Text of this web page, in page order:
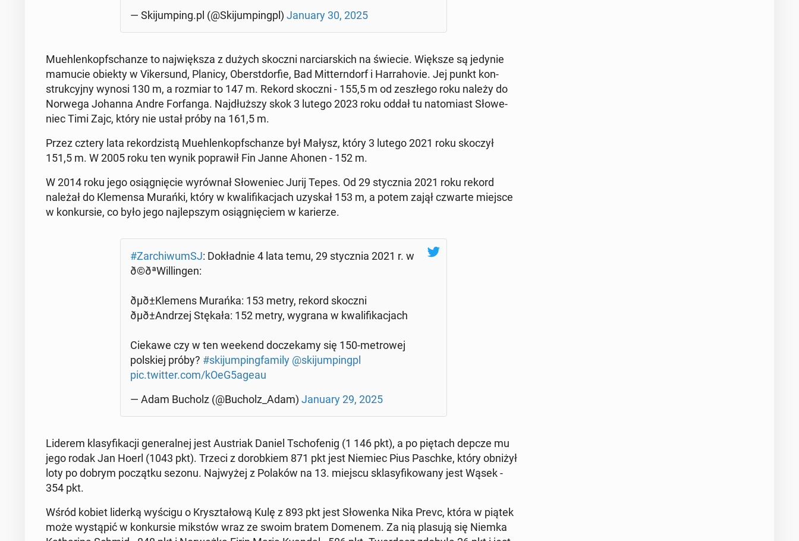
— Ski­jum­ping.pl (@Ski­jum­pingpl) January 30, 2025
Mu­eh­len­kop­fschan­ze to naj­więk­sza z dużych skoczni nar­ciar­skich na świecie. Większe są jedynie
mamucie obiekty w Vi­ker­sund, Planicy, Obe­rst­dor­fie, Bad Mit­tern­dorf i Har­ra­ho­vie. Jej punkt kon­
struk­cyj­ny wynosi 130 m, a rozmiar to 147 m. Rekord skoczni - 155,5 m od ze­szłe­go roku należy do
Norwega Johanna Andre For­fan­ga. Naj­dłuż­szy skok 3 lutego 2023 roku oddał tu na­to­miast Sło­we­
niec Timi Zajc, który nie ustał próby na 161,5 m.
Przez cztery lata re­kor­dzi­stą Mu­eh­len­kop­fschan­ze był Małysz, który 3 lutego 2021 roku skoczył
151,5 m. W 2005 roku ten wynik po­pra­wił Fin Janne Ahonen - 152 m.
W 2014 roku jego osią­gnię­cie wy­rów­nał Sło­we­niec Jurij Tepes. Od 29 stycz­nia 2021 roku rekord
należał do Kle­men­sa Murańki, który w kwa­li­fi­ka­cjach uzyskał 153 m, a potem zajął czwarte miejsce
w kon­kur­sie, co było jego naj­lep­szym osią­gnię­ciem w ka­rie­rze.
#Zar­chi­wumSJ: Do­kład­nie 4 lata temu, 29 stycz­nia 2021 r. w
ð©ðªWil­lin­gen:
ðµð±Kle­mens Murańka: 153 metry, rekord skoczni
ðµð±An­drzej Stękała: 152 metry, wygrana w kwa­li­fi­ka­cjach
Ciekawe czy w ten weekend do­cze­ka­my się 150-me­tro­wej
pol­skiej próby? #ski­jum­ping­fa­mi­ly @ski­jum­pingpl
pic.twitter.com/kOeG5ageau
— Adam Bucholz (@Bucholz_Adam) January 29, 2025
Liderem kla­sy­fi­ka­cji ge­ne­ral­nej jest Au­striak Daniel Tscho­fe­nig (1 146 pkt), a po piętach depcze mu
jego rodak Jan Hoerl (1043 pkt). Trzeci z do­rob­kiem 871 pkt jest Niemiec Pius Paschke, który obniżył
loty po dobrym po­cząt­ku sezonu. Naj­wy­żej z Polaków na 13. miejscu skla­sy­fi­ko­wa­ny jest Wąsek -
354 pkt.
Wśród kobiet liderką wyścigu o Krysz­ta­ło­wą Kulę z 893 pkt jest Sło­wen­ka Nika Prevc, która w piątek
może wy­stą­pić w kon­kur­sie mikstów wraz ze swoim bratem Domenem. Za nią plasują się Niemka